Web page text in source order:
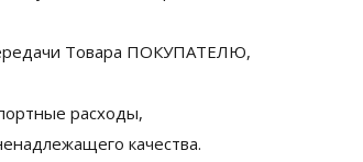
Товара ПОКУПАТЕЛЮ,
расходы,
качества.